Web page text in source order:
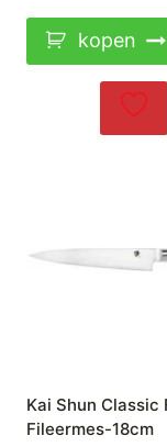
kopen
Kai Shun Classic
Fileermes-18cm